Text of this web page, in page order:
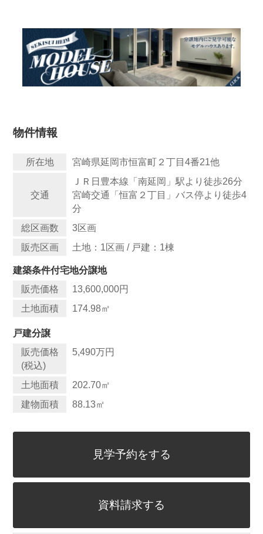
物件情報
所在地 宮崎県延岡市恒富町２丁目4番21他
交通
ＪＲ日豊本線「南延岡」駅より徒歩26分
宮崎交通「恒富２丁目」バス停より徒歩4
分
総区画数
3区画
販売区画
土地：1区画 / 戸建：1棟
建築条件付宅地分譲地
販売価格
13,600,000円
土地面積
174.98㎡
戸建分譲
販売価格
(税込)
5,490万円
土地面積 202.70㎡
建物面積
88.13㎡
見学予約をする
資料請求する